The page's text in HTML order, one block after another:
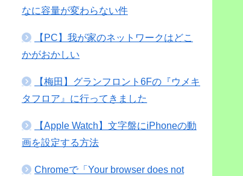
なに容量が変わらない件
【PC】我が家のネットワークはどこ
かがおかしい
【梅田】グランフロント6Fの『ウメキ
タフロア』に行ってきました
【Apple Watch】文字盤にiPhoneの動
画を設定する方法
Chromeで「Your browser does not